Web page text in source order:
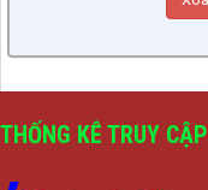
THỐNG KÊ TRUY CẬP